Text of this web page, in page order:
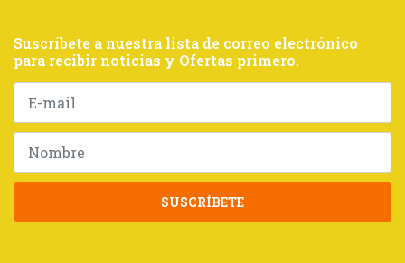
Suscríbete a nuestra lista de correo electrónico
para recibir noticias y Ofertas primero.
SUSCRÍBETE